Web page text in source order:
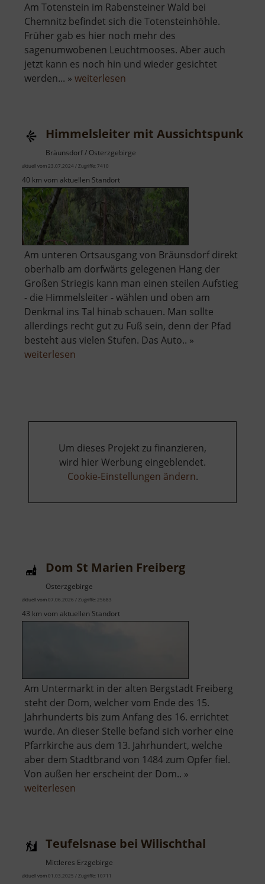
Am Totenstein im Rabensteiner Wald bei
Chemnitz befindet sich die Totensteinhöhle.
Früher gab es hier noch mehr des
sagenumwobenen Leuchtmooses. Aber auch
jetzt kann es noch hin und wieder gesichtet
werden... » weiterlesen
Himmelsleiter mit Aussichtspunkt
Bräunsdorf / Osterzgebirge
aktuell vom 23.07.2024 / Zugriffe: 7410
40 km vom aktuellen Standort
Am unteren Ortsausgang von Bräunsdorf direkt
oberhalb am dorfwärts gelegenen Hang der
Großen Striegis kann man einen steilen Aufstieg
- die Himmelsleiter - wählen und oben am
Denkmal ins Tal hinab schauen. Man sollte
allerdings recht gut zu Fuß sein, denn der Pfad
besteht aus vielen Stufen. Das Auto.. »
weiterlesen
Denkmal
Um dieses Projekt zu finanzieren,
wird hier Werbung eingeblendet.
Cookie-Einstellungen ändern.
Dom St Marien Freiberg
Osterzgebirge
aktuell vom 07.06.2026 / Zugriffe: 25683
43 km vom aktuellen Standort
Am Untermarkt in der alten Bergstadt Freiberg
steht der Dom, welcher vom Ende des 15.
Jahrhunderts bis zum Anfang des 16. errichtet
wurde. An dieser Stelle befand sich vorher eine
Pfarrkirche aus dem 13. Jahrhundert, welche
aber dem Stadtbrand von 1484 zum Opfer fiel.
Von außen her erscheint der Dom.. »
weiterlesen
Freiberg
Teufelsnase bei Wilischthal
Mittleres Erzgebirge
aktuell vom 01.03.2025 / Zugriffe: 10711